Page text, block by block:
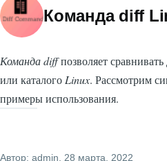
Команда diff
Команда diffпозволяет
или каталого Linux. Рассмотрим
примеры использования.
Автор: admin , 28 марта, 2022